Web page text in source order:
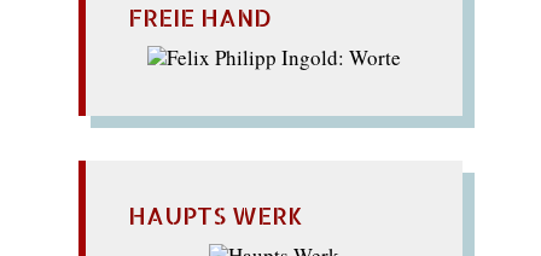
FREIE HAND
HAUPTS WERK